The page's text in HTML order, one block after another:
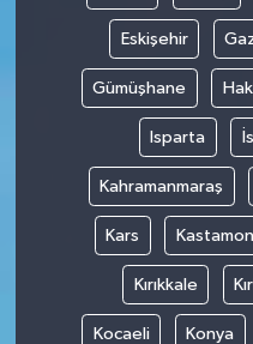
Eskişehir
Gümüşhane
Isparta
Kahramanmaraş
Kars
Kırıkkale
Kocaeli Konya